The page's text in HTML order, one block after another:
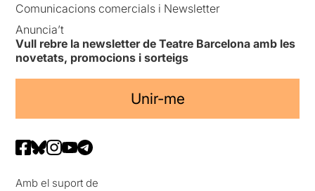
Comunicacions comercials i Newsletter
Anuncia’t
Vull rebre la newsletter de Teatre Barcelona amb les
novetats, promocions i sorteigs
Unir-me
Amb el suport de